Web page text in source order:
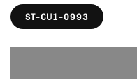
ST-CU1-0993